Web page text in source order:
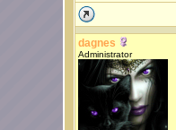
dagnes
Administrator